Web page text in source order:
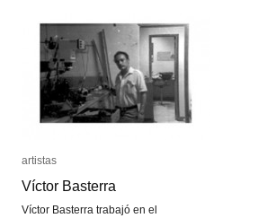
artistas
Víctor Basterra
Víctor Basterra trabajó en el
artistas
Víctor Basterra